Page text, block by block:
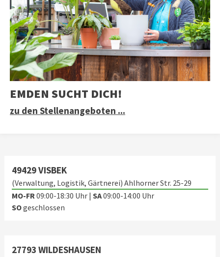
EMDEN SUCHT DICH!
zu den Stellenangeboten ...
49429 VISBEK
(Verwaltung, Logistik, Gärtnerei) Ahlhorner Str. 25-29
MO-FR09:00-18:30 Uhr | SA09:00-14:00 Uhr
SOgeschlossen
27793 WILDESHAUSEN